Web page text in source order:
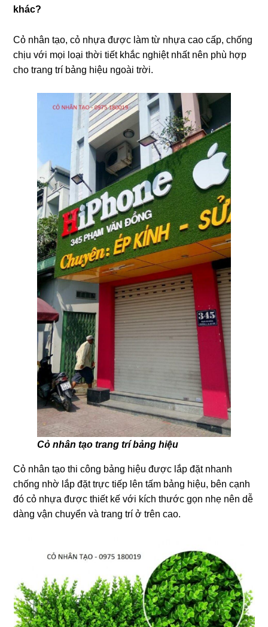
khác?
Cỏ nhân tạo, cỏ nhựa được làm từ nhựa cao cấp, chống
chịu với mọi loại thời tiết khắc nghiệt nhất nên phù hợp
cho trang trí bảng hiệu ngoài trời.
Cỏ nhân tạo trang trí bảng hiệu
Cỏ nhân tạo thi công bảng hiệu được lắp đặt nhanh
chống nhờ lắp đặt trực tiếp lên tấm bảng hiệu, bên cạnh
đó cỏ nhựa được thiết kế với kích thước gọn nhẹ nên dễ
dàng vận chuyển và trang trí ở trên cao.